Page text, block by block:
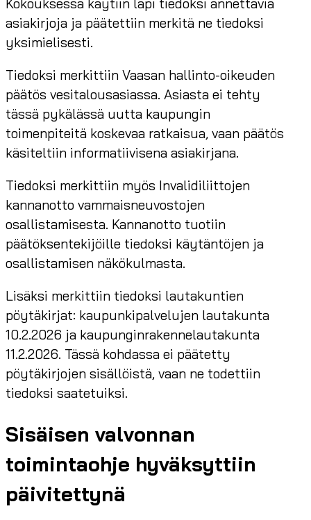
asiakirjoja ja päätettiin merkitä ne tiedoksi
yksimielisesti.
Tiedoksi merkittiin Vaasan hallinto-oikeuden
päätös vesitalousasiassa. Asiasta ei tehty
tässä pykälässä uutta kaupungin
toimenpiteitä koskevaa ratkaisua, vaan päätös
käsiteltiin informatiivisena asiakirjana.
Tiedoksi merkittiin myös Invalidiliittojen
kannanotto vammaisneuvostojen
osallistamisesta. Kannanotto tuotiin
päätöksentekijöille tiedoksi käytäntöjen ja
osallistamisen näkökulmasta.
Lisäksi merkittiin tiedoksi lautakuntien
pöytäkirjat: kaupunkipalvelujen lautakunta
10.2.2026 ja kaupunginrakennelautakunta
11.2.2026. Tässä kohdassa ei päätetty
pöytäkirjojen sisällöistä, vaan ne todettiin
tiedoksi saatetuiksi.
Sisäisen valvonnan
toimintaohje hyväksyttiin
päivitettynä